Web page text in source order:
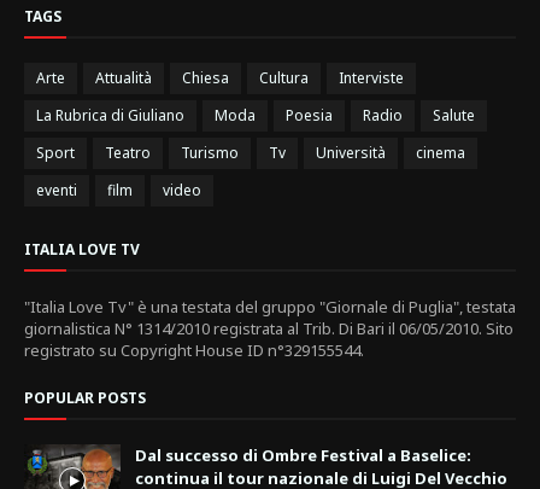
TAGS
Arte Attualità Chiesa Cultura
Interviste
La Rubrica di Giuliano
Moda Poesia Radio
Salute
Sport
Teatro Turismo Tv Università
cinema
eventi
film video
ITALIA LOVE TV
"Italia Love Tv" è una testata del gruppo "Giornale di Puglia", testata
giornalistica N° 1314/2010 registrata al Trib. Di Bari il 06/05/2010. Sito
registrato su Copyright House ID n°329155544.
POPULAR POSTS
Dal successo di Ombre Festival a Baselice:
continua il tour nazionale di Luigi Del Vecchio